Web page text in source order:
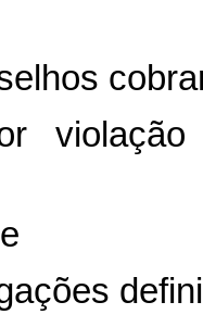
violação